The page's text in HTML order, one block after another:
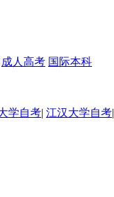
成人高考 国际本科
学自考| 江汉大学自考|